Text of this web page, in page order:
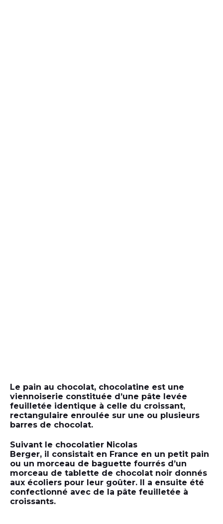
Le pain au chocolat, chocolatine est une
viennoiserie constituée d’une pâte levée
feuilletée identique à celle du croissant,
rectangulaire enroulée sur une ou plusieurs
barres de chocolat.
Suivant le chocolatier Nicolas
Berger, il consistait en France en un petit pain
ou un morceau de baguette fourrés d’un
morceau de tablette de chocolat noir donnés
aux écoliers pour leur goûter. Il a ensuite été
confectionné avec de la pâte feuilletée à
croissants.